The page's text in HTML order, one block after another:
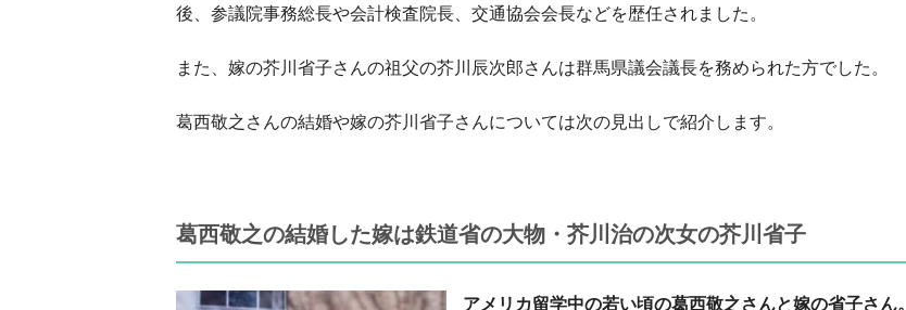
後、参議院事務総長や会計検査院長、交通協会会長などを歴任されました。
また、嫁の芥川省子さんの祖父の芥川辰次郎さんは群馬県議会議長を務められた方でした。
葛西敬之さんの結婚や嫁の芥川省子さんについては次の見出しで紹介します。
葛西敬之の結婚した嫁は鉄道省の大物・芥川治の次女の芥川省子
アメリカ留学中の若い頃の葛西敬之さんと嫁の省子さん。